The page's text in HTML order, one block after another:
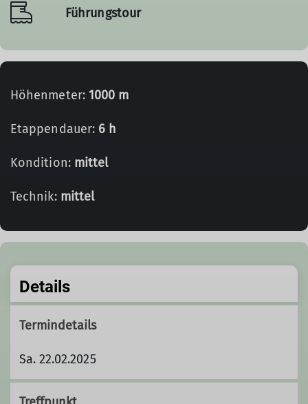
Führungstour
Höhenmeter: 1000 m
Etappendauer: 6 h
Kondition: mittel
Technik: mittel
Details
Termindetails
Sa. 22.02.2025